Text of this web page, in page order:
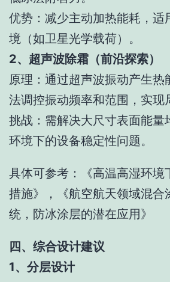
优势：减少主动加热能耗，适
境（如卫星光学载荷）。
2、超声波除霜（前沿探索）
原理：通过超声波振动产生热
法调控振动频率和范围，实现
挑战：需解决大尺寸表面能量
环境下的设备稳定性问题。
具体可参考：《高温高湿环境
措施》，《航空航天领域混合
统，防冰涂层的潜在应用》
四、综合设计建议
1、分层设计